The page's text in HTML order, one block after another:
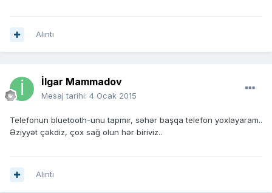
Alıntı
İlgar Mammadov
Mesaj tarihi: 4 Ocak 2015
Telefonun bluetooth-unu tapmır, səhər başqa telefon yoxlayaram..
Əziyyət çəkdiz, çox sağ olun hər biriviz..
Alıntı